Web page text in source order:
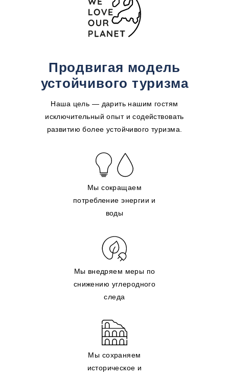
Продвигая модель
устойчивого туризма
Наша цель — дарить нашим гостям
исключительный опыт и содействовать
развитию более устойчивого туризма.
Мы сокращаем
потребление энергии и
воды
Мы внедряем меры по
снижению углеродного
следа
Мы сохраняем
историческое и